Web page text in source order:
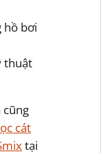
hồ bơi
thuật
cát
tại